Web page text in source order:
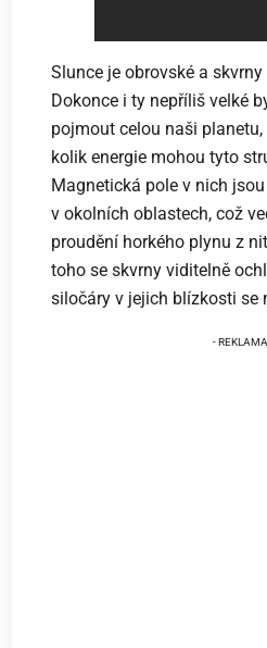
Slunce je obrovské a
Dokonce i ty nepříliš velké
pojmout celou naši
kolik energie mohou tyto
Magnetická pole v nich
v okolních oblastech, což
proudění horkého plynu z
toho se skvrny viditelně
siločáry v jejich blízkosti se